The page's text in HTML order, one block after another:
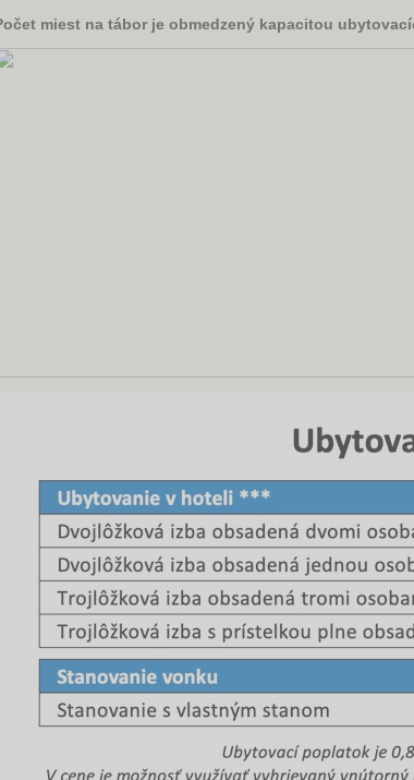
miest na tábor je obmedzený kapacitou